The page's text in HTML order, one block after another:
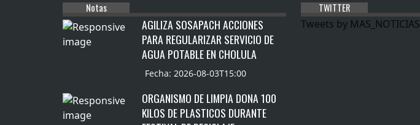
Notas
AGILIZA SOSAPACH ACCIONES
PARA REGULARIZAR SERVICIO DE
AGUA POTABLE EN CHOLULA
Fecha: 2026-08-03T15:00
ORGANISMO DE LIMPIA DONA 100
KILOS DE PLASTICOS DURANTE
TWITTER
Tweets by MAS_NOTICIAS